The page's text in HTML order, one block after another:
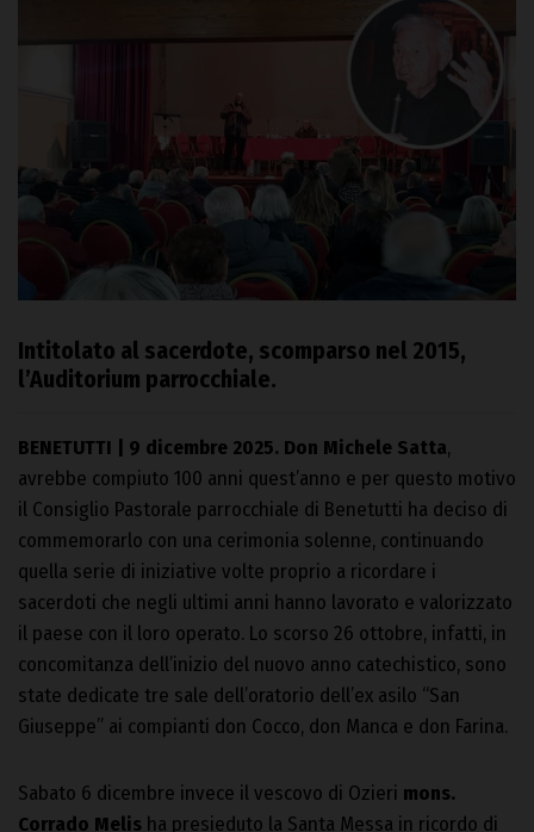
Intitolato al sacerdote, scomparso nel 2015,
l’Auditorium parrocchiale.
BENETUTTI | 9 dicembre 2025. Don Michele Satta,
avrebbe compiuto 100 anni quest’anno e per questo motivo
il Consiglio Pastorale parrocchiale di Benetutti ha deciso di
commemorarlo con una cerimonia solenne, continuando
quella serie di iniziative volte proprio a ricordare i
sacerdoti che negli ultimi anni hanno lavorato e valorizzato
il paese con il loro operato. Lo scorso 26 ottobre, infatti, in
concomitanza dell’inizio del nuovo anno catechistico, sono
state dedicate tre sale dell’oratorio dell’ex asilo “San
Giuseppe” ai compianti don Cocco, don Manca e don Farina.
Sabato 6 dicembre invece il vescovo di Ozieri mons.
Corrado Melis ha presieduto la Santa Messa in ricordo di